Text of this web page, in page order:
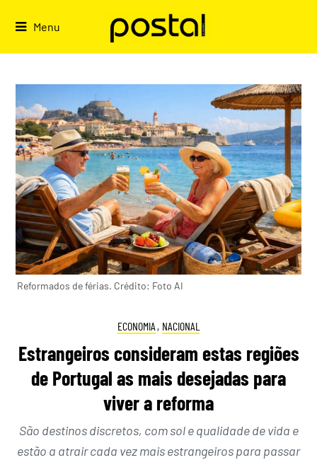
Menu
Reformados de férias. Crédito: Foto AI
ECONOMIA , NACIONAL
Estrangeiros consideram estas regiões
de Portugal as mais desejadas para
viver a reforma
São destinos discretos, com sol e qualidade de vida e
estão a atrair cada vez mais estrangeiros para passar